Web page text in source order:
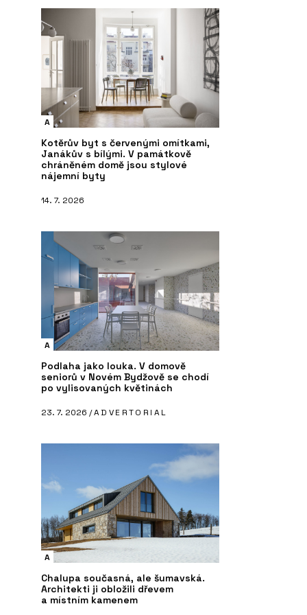
A
Kotěrův byt s červenými omítkami,
Janákův s bílými. V památkově
chráněném domě jsou stylové
nájemní byty
14. 7. 2026
A
Podlaha jako louka. V domově
seniorů v Novém Bydžově se chodí
po vylisovaných květinách
23. 7. 2026 /ADVERTORIAL
A
Chalupa současná, ale šumavská.
Architekti ji obložili dřevem
a místním kamenem